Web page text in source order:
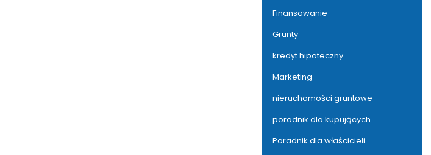
Finansowanie
Grunty
kredyt hipoteczny
Marketing
nieruchomości gruntowe
poradnik dla kupujących
Poradnik dla właścicieli